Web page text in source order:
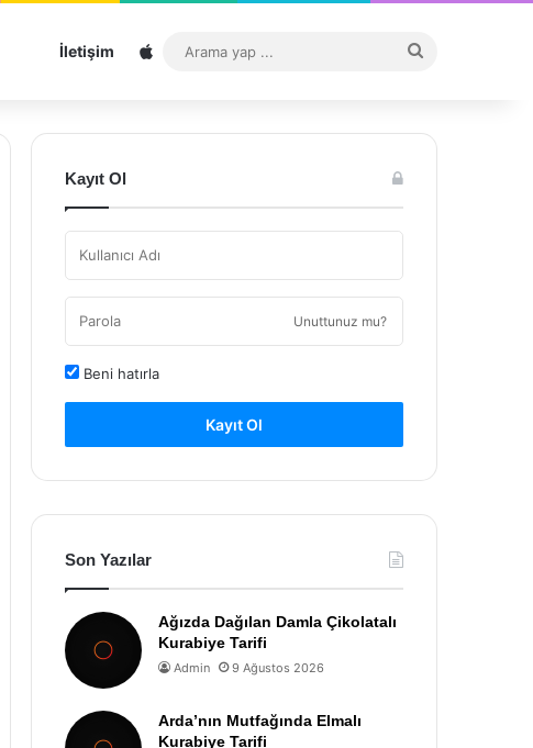
İletişim Sitemap
...
Kayıt Ol
Unuttunuz mu?
Beni hatırla
Kayıt Ol
Son Yazılar
Ağızda Dağılan Damla Çikolatalı
Kurabiye Tarifi
Admin 9 Ağustos 2026
Arda’nın Mutfağında Elmalı
Kurabiye Tarifi